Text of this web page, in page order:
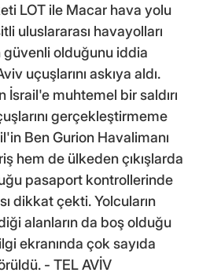
LOT ile Macar hava yolu
uluslararası havayolları
güvenli olduğunu iddia
uçuşlarını askıya aldı.
İsrail'e muhtemel bir saldırı
gerçekleştirmeme
Ben Gurion Havalimanı
hem de ülkeden çıkışlarda
pasaport kontrollerinde
dikkat çekti. Yolcuların
alanların da boş olduğu
ekranında çok sayıda
- TEL AVİV